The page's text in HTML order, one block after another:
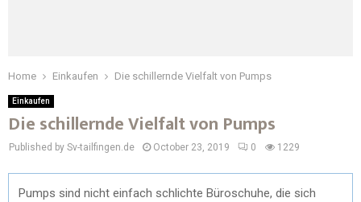
Home Einkaufen Die schillernde Vielfalt von Pumps
Einkaufen
Die schillernde Vielfalt von Pumps
Published by Sv-tailfingen.de October 23, 2019 0 1229
Pumps sind nicht einfach schlichte Büroschuhe, die sich